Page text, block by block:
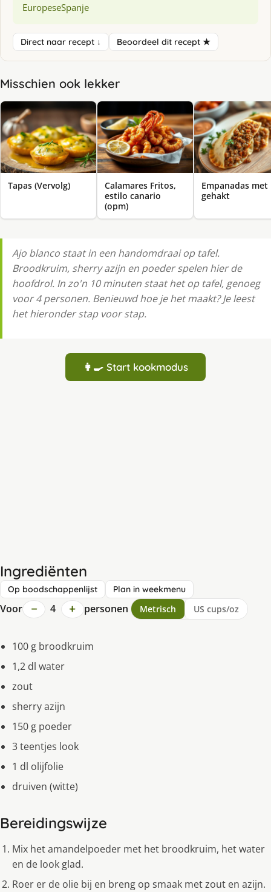
EuropeseSpanje
Direct naar recept ↓ Beoordeel dit recept ★
Misschien ook lekker
Tapas (Vervolg)
Calamares Fritos,
estilo canario
(opm)
Empanadas met
gehakt
Ajo blanco staat in een handomdraai op tafel.
Broodkruim, sherry azijn en poeder spelen hier de
hoofdrol. In zo'n 10 minuten staat het op tafel, genoeg
voor 4 personen. Benieuwd hoe je het maakt? Je leest
het hieronder stap voor stap.
👩‍🍳 Start kookmodus
Ingrediënten
Op boodschappenlijst Plan in weekmenu
Voor − 4 + personen Metrisch US cups/oz
100 g broodkruim
1,2 dl water
zout
sherry azijn
150 g poeder
3 teentjes look
1 dl olijfolie
druiven (witte)
Bereidingswijze
Mix het amandelpoeder met het broodkruim, het water
en de look glad.
Roer er de olie bij en breng op smaak met zout en azijn.